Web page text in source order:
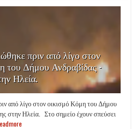
πριν από λίγο στον
του Δήμου Ανδραβίδας -
Ηλεία.
από λίγο στον οικισμό Κόμη του Δήμου
στην Ηλεία. Στο σημείο έχουν σπεύσει